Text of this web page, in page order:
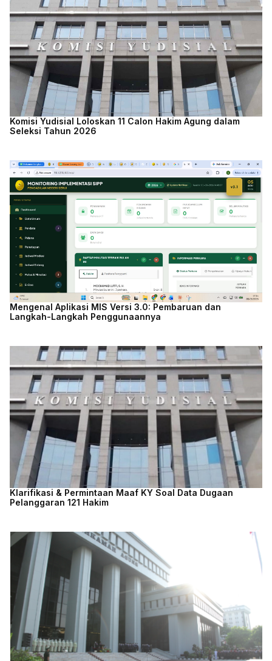
Komisi Yudisial Loloskan 11 Calon Hakim Agung dalam
Seleksi Tahun 2026
Mengenal Aplikasi MIS Versi 3.0: Pembaruan dan
Langkah-Langkah Penggunaannya
Klarifikasi & Permintaan Maaf KY Soal Data Dugaan
Pelanggaran 121 Hakim